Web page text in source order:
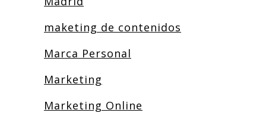
maketing de contenidos
Marca Personal
Marketing
Marketing Online